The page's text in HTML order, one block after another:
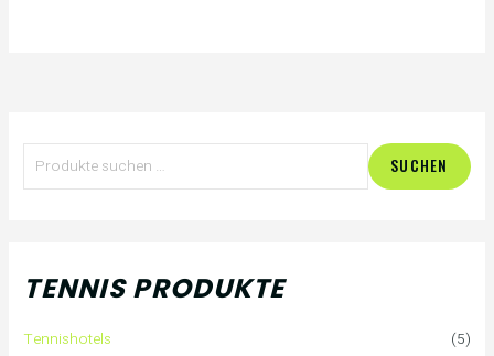
SUCHEN
TENNIS PRODUKTE
Tennishotels
(5)
ia